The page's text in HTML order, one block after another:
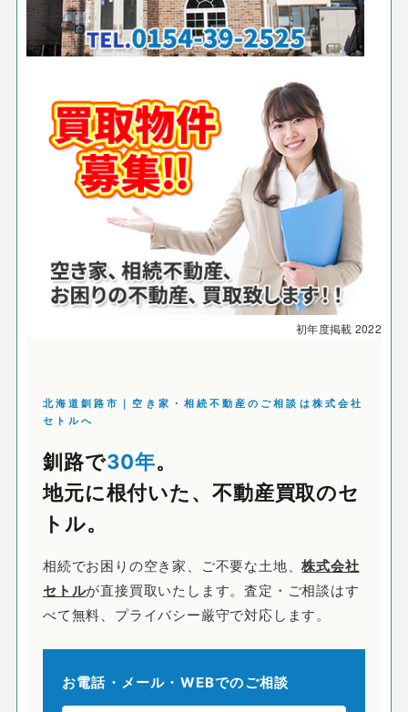
初年度掲載 2022
北海道釧路市｜空き家・相続不動産のご相談は株式会社
セトルへ
釧路で30年。
地元に根付いた、不動産買取のセ
トル。
相続でお困りの空き家、ご不要な土地、株式会社
セトルが直接買取いたします。査定・ご相談はす
べて無料、プライバシー厳守で対応します。
お電話・メール・WEBでのご相談